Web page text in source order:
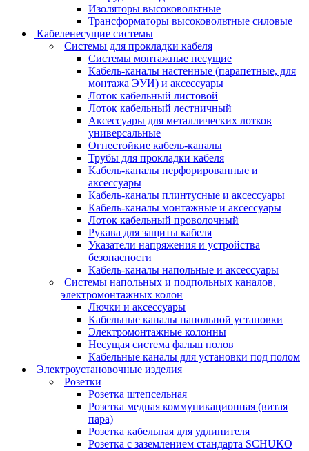
Изоляторы высоковольтные
Трансформаторы высоковольтные силовые
Кабеленесущие системы
Системы для прокладки кабеля
Системы монтажные несущие
Кабель-каналы настенные (парапетные, для
монтажа ЭУИ) и аксессуары
Лоток кабельный листовой
Лоток кабельный лестничный
Аксессуары для металлических лотков
универсальные
Огнестойкие кабель-каналы
Трубы для прокладки кабеля
Кабель-каналы перфорированные и
аксессуары
Кабель-каналы плинтусные и аксессуары
Кабель-каналы монтажные и аксессуары
Лоток кабельный проволочный
Рукава для защиты кабеля
Указатели напряжения и устройства
безопасности
Кабель-каналы напольные и аксессуары
Системы напольных и подпольных каналов,
электромонтажных колон
Лючки и аксессуары
Кабельные каналы напольной установки
Электромонтажные колонны
Несущая система фальш полов
Кабельные каналы для установки под полом
Электроустановочные изделия
Розетки
Розетка штепсельная
Розетка медная коммуникационная (витая
пара)
Розетка кабельная для удлинителя
Розетка с заземлением стандарта SCHUKO